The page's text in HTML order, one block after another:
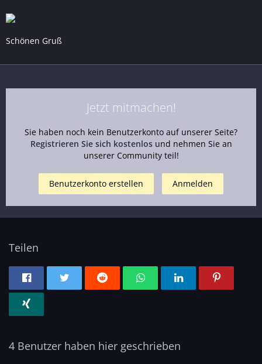
Schönen Gruß
Jetzt mitmachen!
Sie haben noch kein Benutzerkonto auf unserer Seite?
Registrieren Sie sich kostenlosund nehmen Sie an
unserer Community teil!
Benutzerkonto erstellen Anmelden
Teilen
4 Benutzer haben hier geschrieben